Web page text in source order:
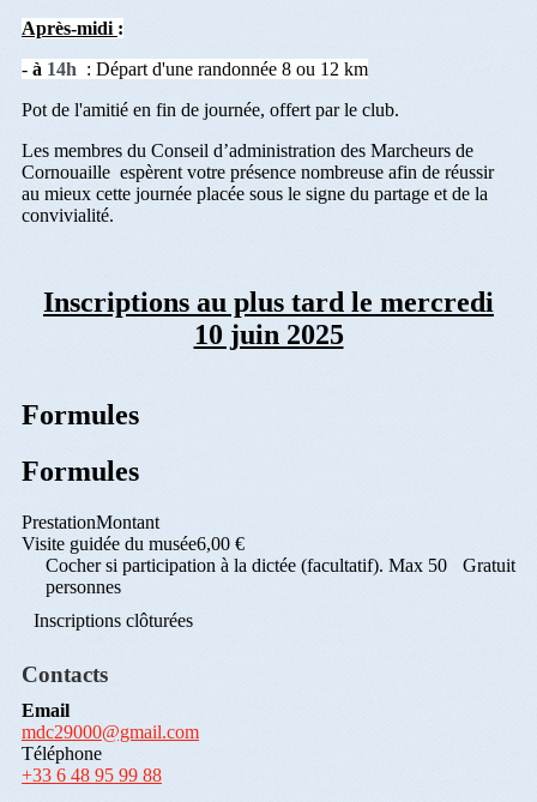
Après-midi :
- à 14h : Départ d'une randonnée 8 ou 12 km
Pot de l'amitié en fin de journée, offert par le club.
Les membres du Conseil d’administration des Marcheurs de
Cornouaille espèrent votre présence nombreuse afin de réussir
au mieux cette journée placée sous le signe du partage et de la
convivialité.
Inscriptions au plus tard le mercredi
10 juin 2025
Formules
Formules
PrestationMontant
Visite guidée du musée6,00 €
Cocher si participation à la dictée (facultatif). Max 50
personnes
Gratuit
Inscriptions clôturées
Contacts
Email
mdc29000@gmail.com
Téléphone
+33 6 48 95 99 88